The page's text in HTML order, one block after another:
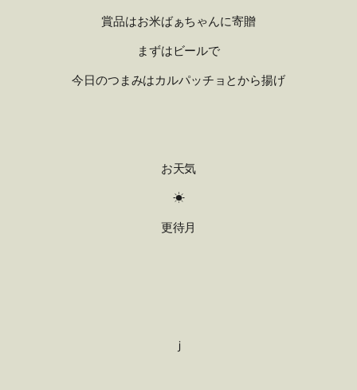
賞品はお米ばぁちゃんに寄贈
まずはビールで
今日のつまみはカルパッチョとから揚げ
お天気
☀
更待月
ｊ